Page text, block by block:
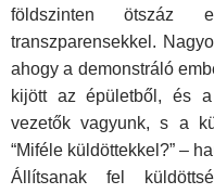
földszinten ötszáz
transzparensekkel.
ahogy a demonstráló
kijött az épületből, és a
vezetők vagyunk, s a
“Miféle küldöttekkel?” –
Állítsanak fel